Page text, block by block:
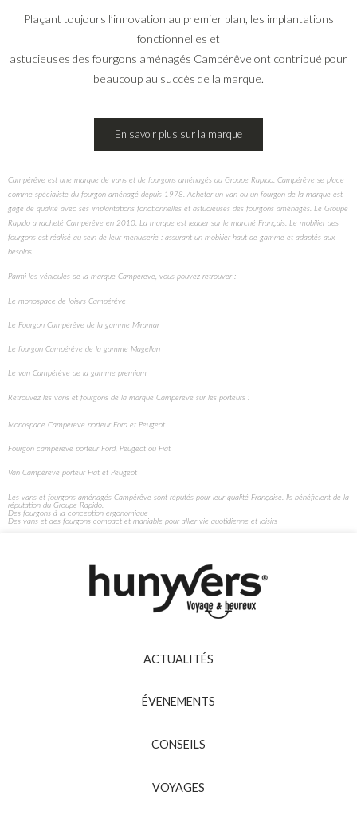
Plaçant toujours l’innovation au premier plan, les implantations
fonctionnelles et
astucieuses des fourgons aménagés Campérêve ont contribué pour
beaucoup au succès de la marque.
En savoir plus sur la marque
Campérêve est une marque de vans et de fourgons aménagés du Groupe Rapido. Campérêve se place
comme spécialiste du fourgon aménagé depuis 1978. Acheter un van ou un fourgon de la marque est
gage de qualité avec ses implantations fonctionnelles et astucieuses des fourgons aménagés. Le Groupe
Rapido a racheté Campérêve en 2010. La marque est leader sur le marché Français. Le mobilier des
fourgons est réalisé au sein de leur menuiserie : assurant un mobilier haut de gamme et adaptés aux
besoins.
Parmi les véhicules de la marque Campereve, vous pouvez retrouver : ​
Le monospace de loisirs Campérêve
Le Fourgon Campérêve de la gamme Miramar
Le fourgon Campérêve de la gamme Magellan
Le van Campérêve de la gamme premium
Retrouvez les vans et fourgons de la marque Campereve sur les porteurs :
Monospace Campereve porteur Ford et Peugeot
Fourgon campereve porteur Ford, Peugeot ou Fiat
Van Campéreve porteur Fiat et Peugeot
Les vans et fourgons aménagés Campérêve sont réputés pour leur qualité Française. Ils bénéficient de la
réputation du Groupe Rapido.
Des fourgons à la conception ergonomique
Des vans et des fourgons compact et maniable pour allier vie quotidienne et loisirs
ACTUALITÉS
ÉVENEMENTS
CONSEILS
VOYAGES